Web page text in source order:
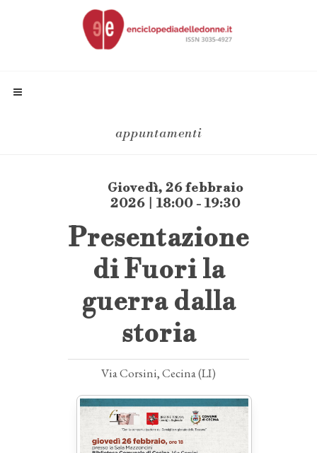
appuntamenti
Giovedì, 26 febbraio
2026 | 18:00 - 19:30
Presentazione
di Fuori la
guerra dalla
storia
Via Corsini, Cecina (LI)